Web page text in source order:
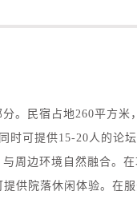
。民宿占地260平方
可提供15-20人的论
周边环境自然融合。
供院落休闲体验。在